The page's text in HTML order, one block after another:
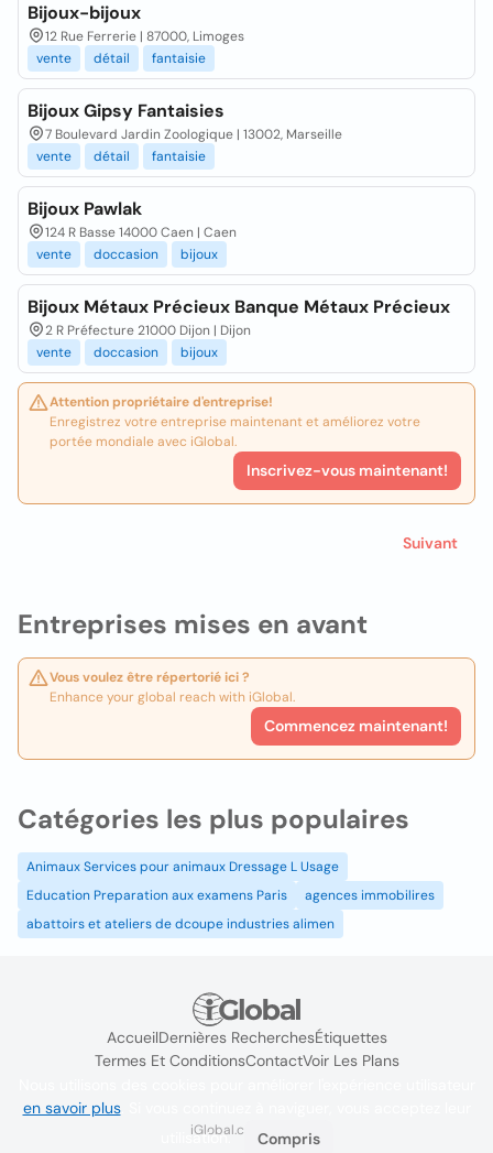
Entreprises mises en avant
Vous voulez être répertorié ici ?
Enhance your global reach with iGlobal.
Commencez maintenant!
Bijoux-bijoux
12 Rue Ferrerie | 87000, Limoges
vente
détail fantaisie
Bijoux Gipsy Fantaisies
7 Boulevard Jardin Zoologique | 13002, Marseille
vente
détail fantaisie
Bijoux Pawlak
124 R Basse 14000 Caen | Caen
vente
doccasion bijoux
Bijoux Métaux Précieux Banque Métaux Précieux
2 R Préfecture 21000 Dijon | Dijon
vente
doccasion bijoux
Attention propriétaire d'entreprise!
Enregistrez votre entreprise maintenant et améliorez votre
portée mondiale avec iGlobal.
Inscrivez-vous maintenant!
Suivant
Catégories les plus populaires
Animaux Services pour animaux Dressage L Usage
Education Preparation aux examens Paris
agences immobilires
abattoirs et ateliers de dcoupe industries alimen
AccueilDernières RecherchesÉtiquettes
Termes Et ConditionsContactVoir Les Plans
iGlobal.co @ 2024
en savoir plus. Si vous continuez à naviguer, vous acceptez leur
utilisation.
Compris